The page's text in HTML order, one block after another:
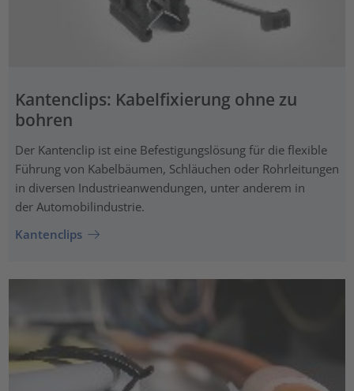
Kantenclips: Kabelfixierung ohne zu
bohren
Der Kantenclip ist eine Befestigungslösung für die flexible
Führung von Kabelbäumen, Schläuchen oder Rohrleitungen
in diversen Industrieanwendungen, unter anderem in
der Automobilindustrie.
Kantenclips